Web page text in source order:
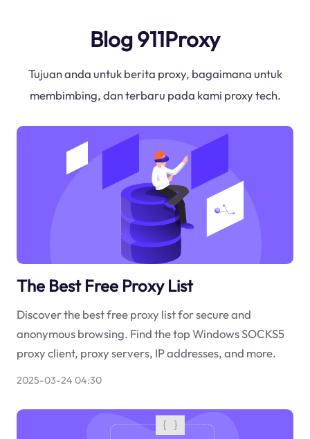
Blog 911Proxy
Tujuan anda untuk berita proxy, bagaimana untuk
membimbing, dan terbaru pada kami proxy tech.
The Best Free Proxy List
Discover the best free proxy list for secure and
anonymous browsing. Find the top Windows SOCKS5
proxy client, proxy servers, IP addresses, and more.
2025-03-24 04:30